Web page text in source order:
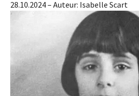
28.10.2024– Auteur: Isabelle Scart